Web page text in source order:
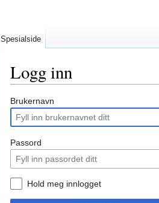
Logg inn
Hopp
navigering
Hopp
søk
Brukernavn
Passord
Hold meg innlogget
Spesialside